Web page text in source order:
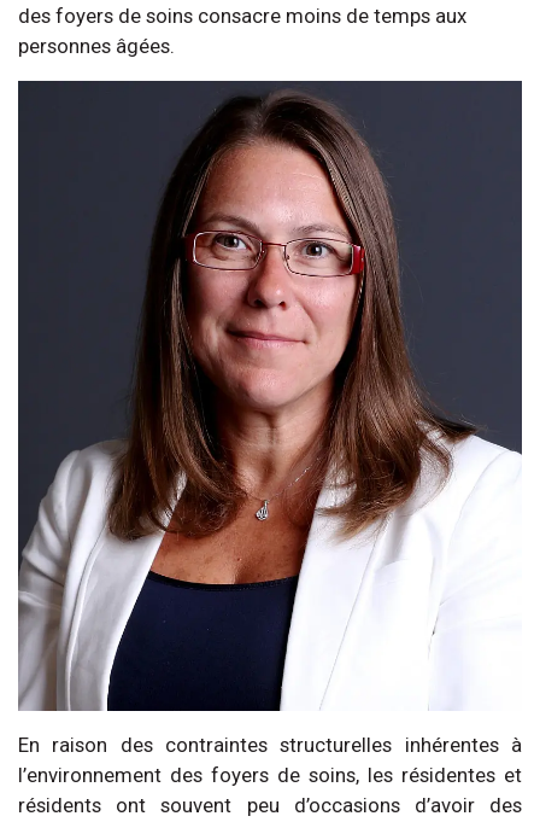
des foyers de soins consacre moins de temps aux
personnes âgées.
En raison des contraintes structurelles inhérentes à
l’environnement des foyers de soins, les résidentes et
résidents ont souvent peu d’occasions d’avoir des